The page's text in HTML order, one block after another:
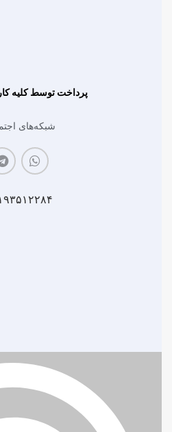
پرداخت توسط کلیه
شبکه‌های